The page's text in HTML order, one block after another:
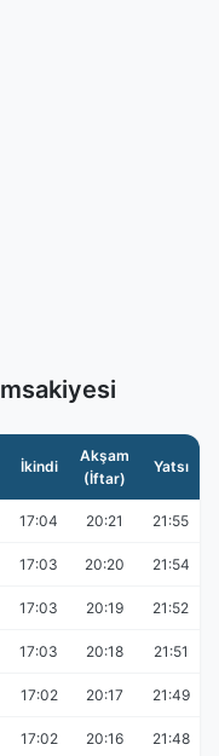
İkindi
Akşam
(İftar)
Yatsı
17:04 20:21 21:55
17:03 20:20 21:54
17:03 20:19 21:52
17:03 20:18 21:51
17:02 20:17 21:49
17:02 20:16 21:48